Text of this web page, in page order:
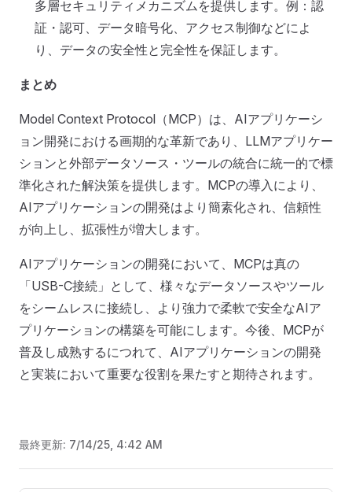
多層セキュリティメカニズムを提供します。例：認
証・認可、データ暗号化、アクセス制御などによ
り、データの安全性と完全性を保証します。
まとめ
Model Context Protocol（MCP）は、AIアプリケーシ
ョン開発における画期的な革新であり、LLMアプリケー
ションと外部データソース・ツールの統合に統一的で標
準化された解決策を提供します。MCPの導入により、
AIアプリケーションの開発はより簡素化され、信頼性
が向上し、拡張性が増大します。
AIアプリケーションの開発において、MCPは真の
「USB-C接続」として、様々なデータソースやツール
をシームレスに接続し、より強力で柔軟で安全なAIア
プリケーションの構築を可能にします。今後、MCPが
普及し成熟するにつれて、AIアプリケーションの開発
と実装において重要な役割を果たすと期待されます。
最終更新: 7/14/25, 4:42 AM